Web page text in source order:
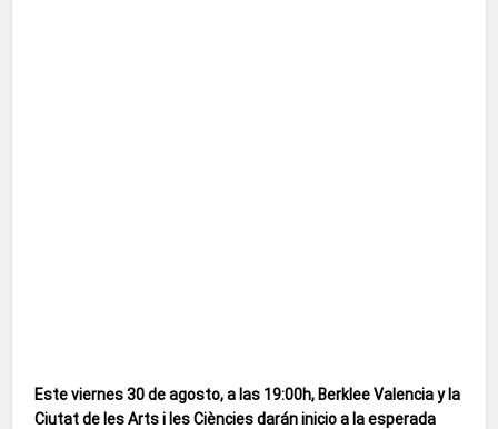
Este viernes 30 de agosto, a las 19:00h, Berklee Valencia y la
Ciutat de les Arts i les Ciències darán inicio a la esperada